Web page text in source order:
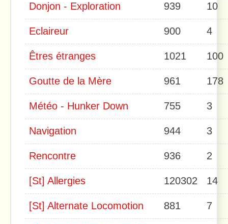
Donjon - Exploration 939 10
Eclaireur 900 4
Êtres étranges 1021 100
Goutte de la Mère 961 178
Météo - Hunker Down 755 3
Navigation 944 3
Rencontre 936 2
[St] Allergies 120302 14
[St] Alternate Locomotion 881 7